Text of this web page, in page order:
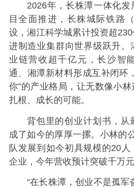
2026年，长株潭一体化
目全面推进，长株城际铁路
设，湘江科学城累计投资超
进制造业集群向世界级跃升。
业链营收超千亿元，长沙智
通、湘潭新材料形成互补闭环
你”的产业格局，让无数像小
扎根、成长的可能。
背包里的创业计划书，从
成了如今的厚厚一摞。小林的
队发展到如今初具规模的20
企业，今年营收预计突破千万元
“在长株潭，创业不是孤军